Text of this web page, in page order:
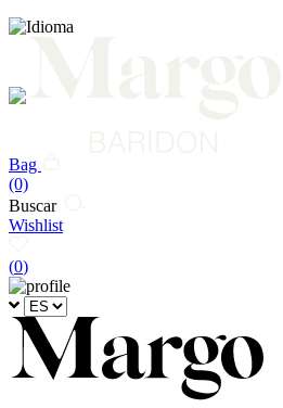
Bag
(0)
Buscar
Wishlist
(0)